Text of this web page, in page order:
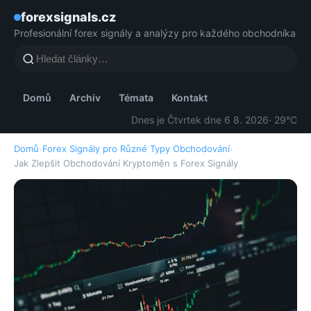
forexsignals.cz
Profesionální forex signály a analýzy pro každého obchodníka
Domů Archiv Témata
Kontakt
Dnes je Čtvrtek dne 6 8. 2026· 29°C
Domů›Forex Signály pro Různé Typy Obchodování›
Jak Zlepšit Obchodování Kryptoměn s Forex Signály